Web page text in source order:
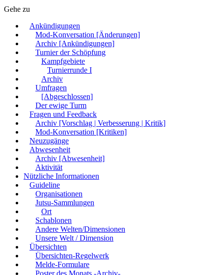
Gehe zu
Ankündigungen
Mod-Konversation [Änderungen]
Archiv [Ankündigungen]
Turnier der Schöpfung
Kampfgebiete
Turnierrunde I
Archiv
Umfragen
[Abgeschlossen]
Der ewige Turm
Fragen und Feedback
Archiv [Vorschlag | Verbesserung | Kritik]
Mod-Konversation [Kritiken]
Neuzugänge
Abwesenheit
Archiv [Abwesenheit]
Aktivität
Nützliche Informationen
Guideline
Organisationen
Jutsu-Sammlungen
Ort
Schablonen
Andere Welten/Dimensionen
Unsere Welt / Dimension
Übersichten
Übersichten-Regelwerk
Melde-Formulare